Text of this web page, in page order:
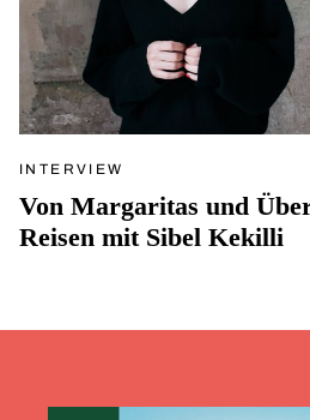
INTERVIEW
Von Margaritas und
Reisen mit Sibel Kekilli